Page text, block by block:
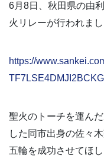
6月8日、秋田県の由
火リレーが行われまし
https://
聖火のトーチを運ん
した同市出身の佐々
五輪を成功させてほ